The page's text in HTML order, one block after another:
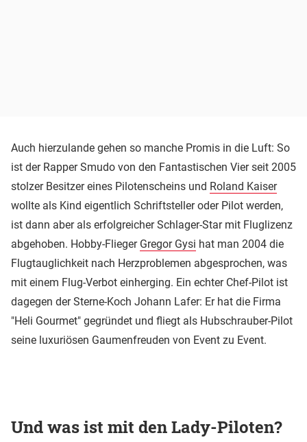
Auch hierzulande gehen so manche Promis in die Luft: So
ist der Rapper Smudo von den Fantastischen Vier seit 2005
stolzer Besitzer eines Pilotenscheins und Roland Kaiser
wollte als Kind eigentlich Schriftsteller oder Pilot werden,
ist dann aber als erfolgreicher Schlager-Star mit Fluglizenz
abgehoben. Hobby-Flieger Gregor Gysi hat man 2004 die
Flugtauglichkeit nach Herzproblemen abgesprochen, was
mit einem Flug-Verbot einherging. Ein echter Chef-Pilot ist
dagegen der Sterne-Koch Johann Lafer: Er hat die Firma
"Heli Gourmet" gegründet und fliegt als Hubschrauber-Pilot
seine luxuriösen Gaumenfreuden von Event zu Event.
Und was ist mit den Lady-Piloten?